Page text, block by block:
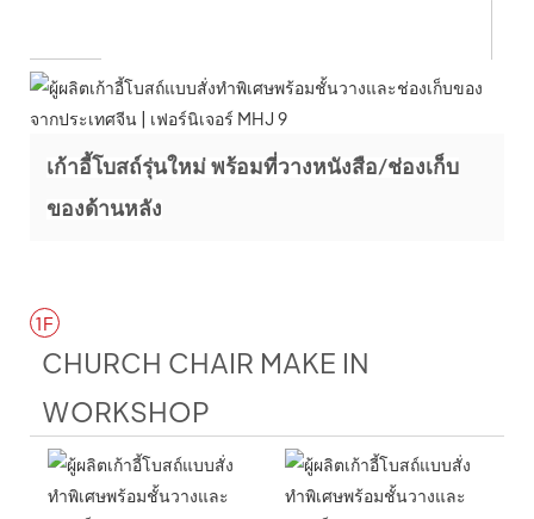
เก้าอี้โบสถ์รุ่นใหม่ พร้อมที่วางหนังสือ/ช่องเก็บ
ของด้านหลัง
1F
CHURCH CHAIR MAKE IN
WORKSHOP